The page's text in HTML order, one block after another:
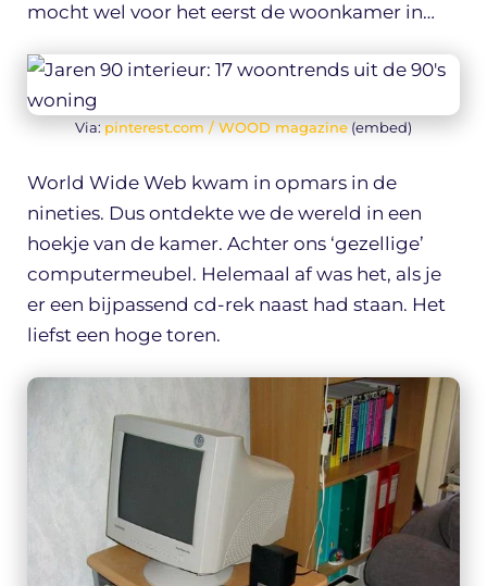
mocht wel voor het eerst de woonkamer in…
Via: pinterest.com / WOOD magazine (embed)
World Wide Web kwam in opmars in de
nineties. Dus ontdekte we de wereld in een
hoekje van de kamer. Achter ons ‘gezellige’
computermeubel. Helemaal af was het, als je
er een bijpassend cd-rek naast had staan. Het
liefst een hoge toren.